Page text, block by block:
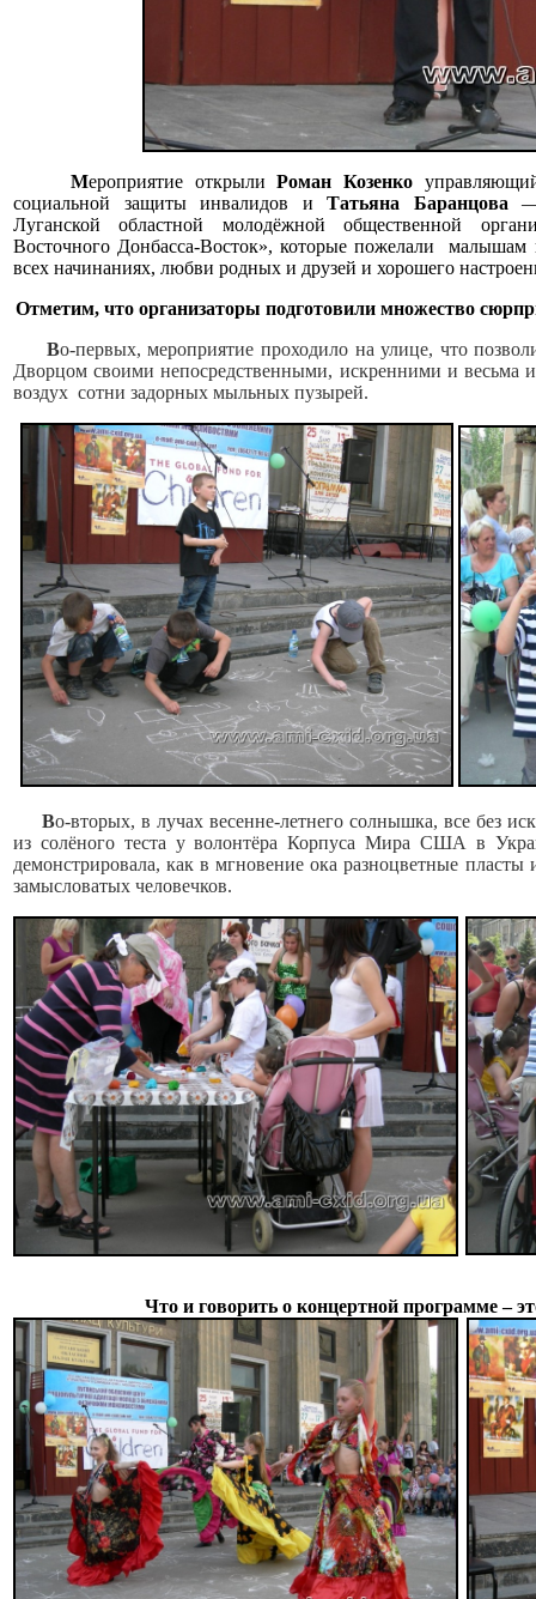
Мероприятие открылиРоман Козенко
социальной защиты инвалидов иТатьяна Баранцова —
Луганской областной молодёжной общественной
Восточного Донбасса-Восток», которые пожелали
всех начинаниях, любви родных и друзей и хорошего
Отметим, что организаторы подготовили множество
Во-первых, мероприятие проходило на улице, что
Дворцом своими непосредственными, искренними и весьма
воздух сотни задорных мыльных пузырей.
Во-вторых, в лучах весенне-летнего солнышка, все без
из солёного теста у волонтёра Корпуса Мира США в
демонстрировала, как в мгновение ока разноцветные
замысловатых человечков.
Что и говорить о концертной программе –